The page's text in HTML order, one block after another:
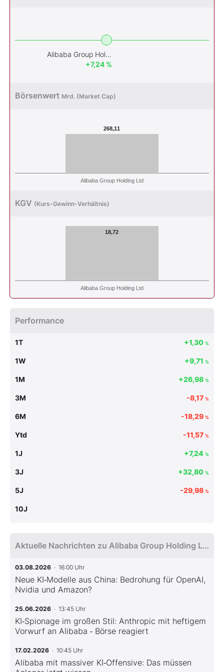
Alibaba Group Holding Ltd
+7,24 %
Börsenwert Mrd. (Market Cap)
268,11
Alibaba Group Holding Ltd
KGV (Kurs-Gewinn-Verhältnis)
18,72
Alibaba Group Holding Ltd
Performance
1T +1,30 %
1W +9,71 %
1M +26,98 %
3M -8,17 %
6M -18,29 %
Ytd -11,57 %
1J +7,24 %
3J +32,80 %
5J -29,98 %
10J
Aktuelle Nachrichten zu Alibaba Group Holding Ltd
03.08.2026 · 16:00 Uhr
Neue KI‑Modelle aus China: Bedrohung für OpenAI,
Nvidia und Amazon?
25.06.2026 · 13:45 Uhr
KI‑Spionage im großen Stil: Anthropic mit heftigem
Vorwurf an Alibaba ‑ Börse reagiert
17.02.2026 · 10:45 Uhr
Alibaba mit massiver KI‑Offensive: Das müssen